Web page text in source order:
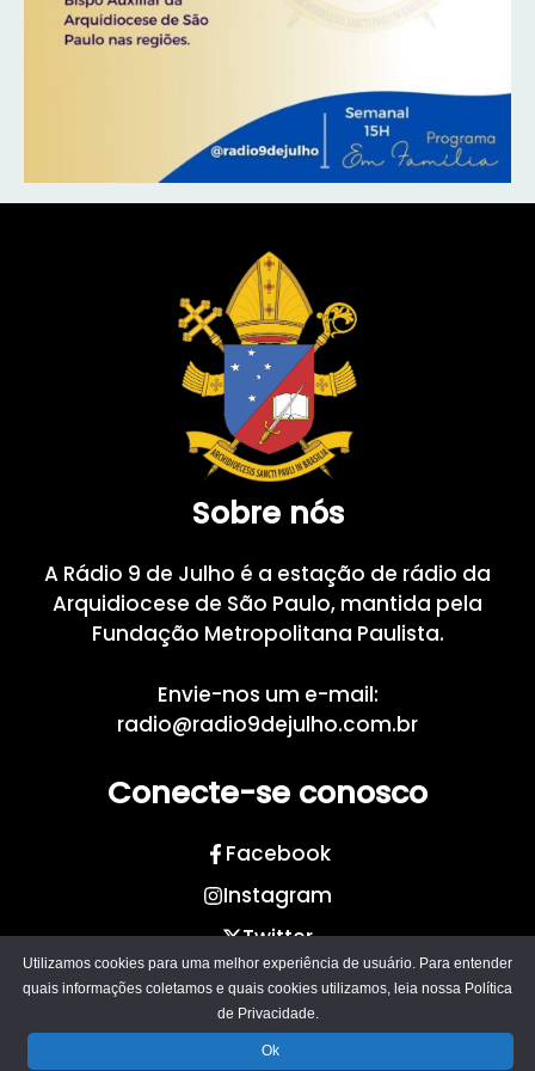
Sobre nós
A Rádio 9 de Julho é a estação de rádio da
Arquidiocese de São Paulo, mantida pela
Fundação Metropolitana Paulista.
Envie-nos um e-mail:
radio@radio9dejulho.com.br
Conecte-se conosco
Facebook
Instagram
Twitter
2013-2026 © Rádio 9 de Julho
Fundação Metropolitana Paulista
Ok
Utilizamos cookies para uma melhor experiência de usuário. Para entender
quais informações coletamos e quais cookies utilizamos, leia nossa Política
de Privacidade.